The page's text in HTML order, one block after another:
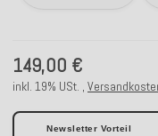
149,00 €
inkl. 19% USt. ,
Newsletter Vorteil